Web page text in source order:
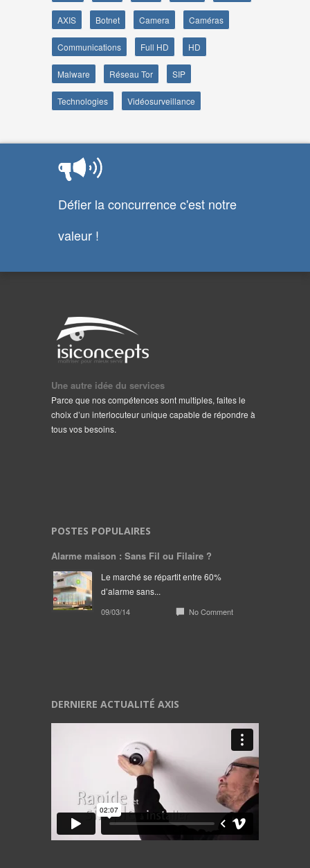
AXIS Botnet Camera Caméras
Communications Full HD HD
Malware Réseau Tor SIP
Technologies Vidéosurveillance
Défier la concurrence c'est notre
valeur !
Une autre idée du services
Parce que nos compétences sont multiples, faites le
choix d’un interlocuteur unique capable de répondre à
tous vos besoins.
POSTES POPULAIRES
Alarme maison : Sans Fil ou Filaire ?
Le marché se répartit entre 60%
d’alarme sans...
09/03/14 No Comment
DERNIERE ACTUALITÉ AXIS